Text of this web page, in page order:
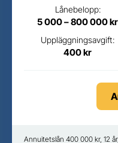
Lånebelopp:
5 000 – 800 000 kr
Uppläggningsavgift:
400 kr
Annuitetslån 400 000 kr, 12